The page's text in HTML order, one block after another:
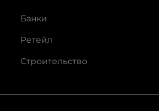
Банки
Ретейл
Строительство